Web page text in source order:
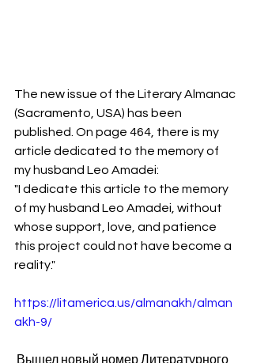
The new issue of the Literary Almanac
(Sacramento, USA) has been
published. On page 464, there is my
article dedicated to the memory of
my husband Leo Amadei:
"I dedicate this article to the memory
of my husband Leo Amadei, without
whose support, love, and patience
this project could not have become a
reality."
https://litamerica.us/almanakh/alman
akh-9/